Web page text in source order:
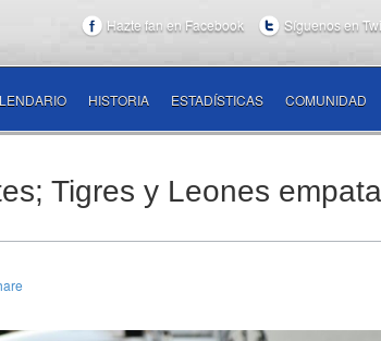
Hazte fan en Facebook Síguenos en
HISTORIA ESTADÍSTICAS COMUNIDAD
Tigres y Leones